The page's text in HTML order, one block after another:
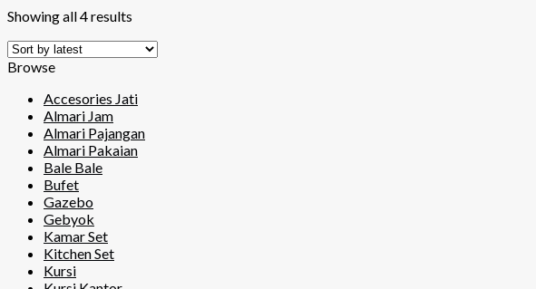
Showing all 4 results
Browse
Accesories Jati
Almari Jam
Almari Pajangan
Almari Pakaian
Bale Bale
Bufet
Gazebo
Gebyok
Kamar Set
Kitchen Set
Kursi